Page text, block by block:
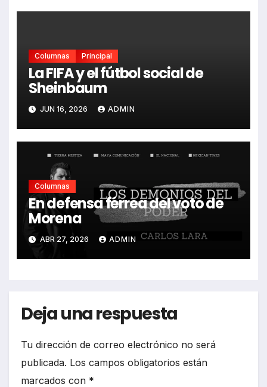
Columnas Principal
La FIFA y el fútbol social de
Sheinbaum
JUN 16, 2026 ADMIN
Columnas
En defensa férrea del voto de
Morena
ABR 27, 2026 ADMIN
Deja una respuesta
Tu dirección de correo electrónico no será
publicada. Los campos obligatorios están
marcados con *